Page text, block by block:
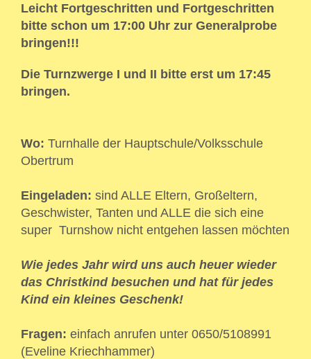
Leicht Fortgeschritten und Fortgeschritten
bitte schon um 17:00 Uhr zur Generalprobe
bringen!!!
Die Turnzwerge I und II bitte erst um 17:45
bringen.
Wo: Turnhalle der Hauptschule/Volksschule
Obertrum
Eingeladen: sind ALLE Eltern, Großeltern,
Geschwister, Tanten und ALLE die sich eine
super Turnshow nicht entgehen lassen möchten
Wie jedes Jahr wird uns auch heuer wieder
das Christkind besuchen und hat für jedes
Kind ein kleines Geschenk!
Fragen: einfach anrufen unter 0650/5108991
(Eveline Kriechhammer)